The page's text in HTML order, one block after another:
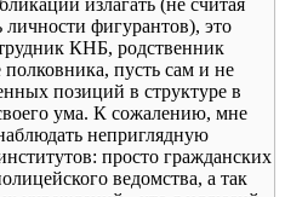
фигурантов), это
КНБ, родственник
пусть сам и не
позиций в структуре в
ума. К сожалению, мне
неприглядную
просто гражданских
ведомства, а так